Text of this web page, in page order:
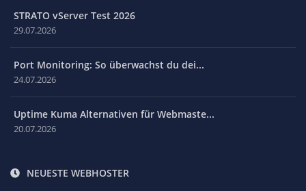
STRATO vServer Test 2026
29.07.2026
Port Monitoring: So überwachst du dei...
24.07.2026
Uptime Kuma Alternativen für Webmaste...
20.07.2026
NEUESTE WEBHOSTER